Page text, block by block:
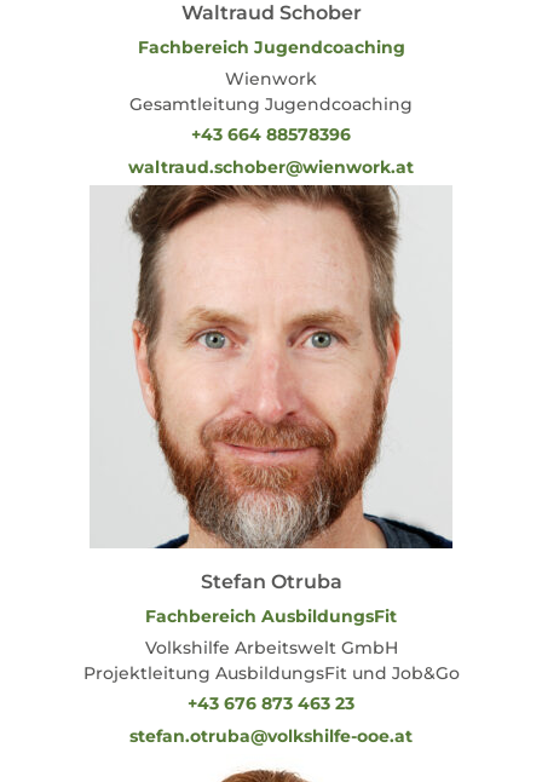
Waltraud Schober
Fachbereich Jugendcoaching
Wienwork
Gesamtleitung Jugendcoaching
+43 664 88578396
waltraud.schober@wienwork.at
Stefan Otruba
Fachbereich AusbildungsFit
Volkshilfe Arbeitswelt GmbH
Projektleitung AusbildungsFit und Job&Go
+43 676 873 463 23
stefan.otruba@volkshilfe-ooe.at